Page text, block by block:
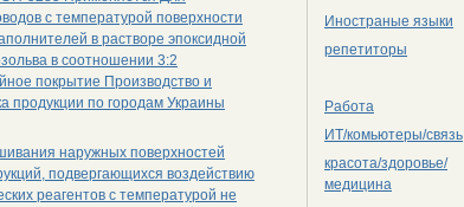
с температурой поверхности
в растворе эпоксидной
в соотношении 3:2
покрытие Производство и
по городам Украины
наружных поверхностей
подвергающихся воздействию
реагентов с температурой не
Иностраные языки
репетиторы
Работа
ИТ/комьютеры/связь
красота/здоровье/
медицина